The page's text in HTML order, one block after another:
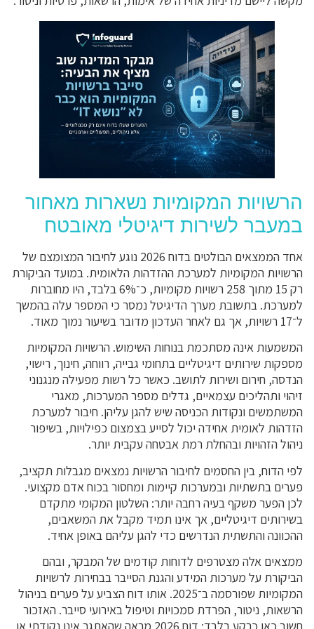
הרשויות המקומיות נשארות מאחור
במעבר לשירות דיגיטלי מאובטח
אחד הממצאים הבולטים בדוח 2026 נוגע לחיבור המצומצם של
הרשויות המקומיות למערכת ההזדהות הלאומית. במועד הביקורת
רק 15 מתוך 258 רשויות מקומיות, כ־6% בלבד, היו מחוברות
למערכת. בתשובת מערך הדיגיטל נמסר כי המספר עלה בהמשך
ל־17 רשויות, אך גם לאחר העדכון מדובר בשיעור נמוך מאוד.
המשמעות אינה מסתכמת בנוחות השימוש. הרשויות המקומיות
מספקות שירותים דיגיטליים בתחומי גבייה, רווחה, חינוך, רישוי,
הנדסה, חירום ושירות לתושב. כאשר כל רשות מפעילה מנגנוני
זיהוי ותהליכים עצמאיים, גדלים מספר המערכות, מאגרי
המשתמשים ונקודות הכניסה שיש להגן עליהן. חיבור למערכת
הזדהות לאומית אחידה יכול לסייע בצמצום כפילויות, בשיפור
ניהול הזהויות ובהחלת רמת אבטחה עקבית יותר.
לפי הדוח, בין החסמים לחיבור הרשויות נמצאים מגבלות תקציב,
פערים בתשתיות ובמערכות קיימות ומחסור בכוח אדם מקצועי.
לכן הפער משקף בעיה רחבה יותר: השלטון המקומי מתקדם
בשירותים דיגיטליים, אך אינו תמיד מקבל את המשאבים,
ההכוונה והתשתית הנדרשים כדי להגן עליהם באופן אחיד.
ממצאים אלה מצטרפים לדוחות קודמים של המבקר, ובהם
הביקורת על מערכות המידע והגנת הסייבר בבחירות לרשויות
המקומיות שפורסמה ב־2025. אותו דוח הצביע על פערים בניהול
הרשאות, ניטור, הפרדת סמכויות וטיפול באירועי סייבר. האזכור